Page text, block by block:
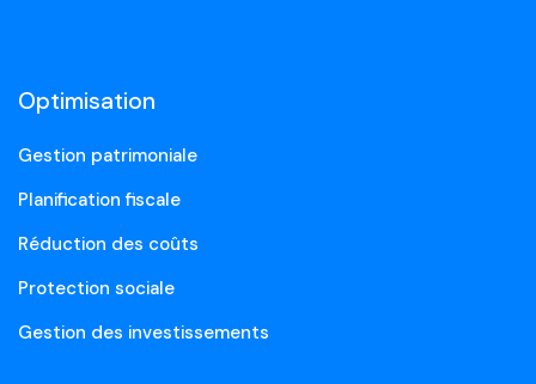
Optimisation
Gestion patrimoniale
Planification fiscale
Réduction des coûts
Protection sociale
Gestion des investissements